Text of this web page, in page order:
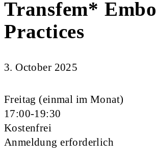
Transfem*
Practices
3. October 2025
Freitag (einmal im Monat)
17:00-19:30
Kostenfrei
Anmeldung erforderlich